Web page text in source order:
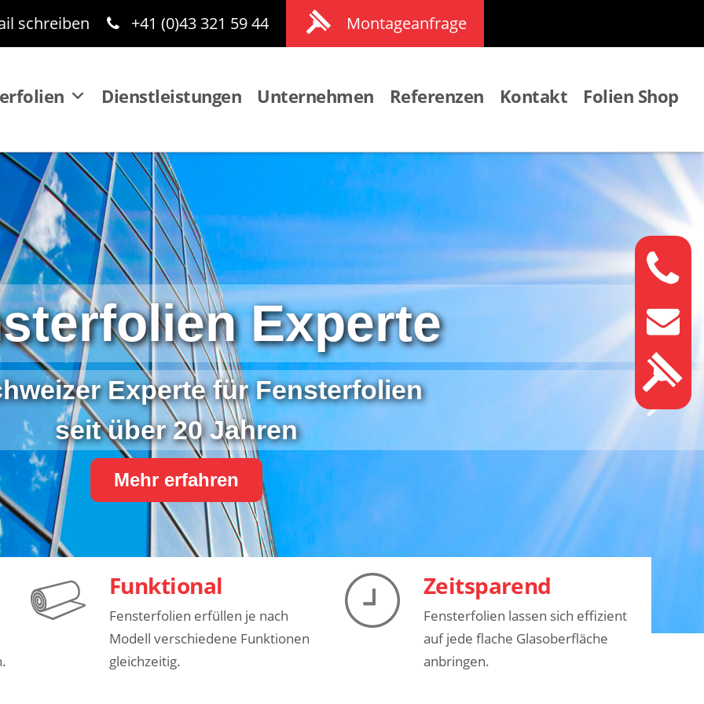
schreiben +41 (0)43 321 59 44 Montageanfrage
Dienstleistungen Unternehmen Referenzen Kontakt Folien Shop
Experte
Experte für Fensterfolien
seit über 20 Jahren
Mehr erfahren
Funktional
Fensterfolien erfüllen je nach
Modell verschiedene Funktionen
gleichzeitig.
Zeitsparend
Fensterfolien lassen sich effizient
auf jede flache Glasoberfläche
anbringen.